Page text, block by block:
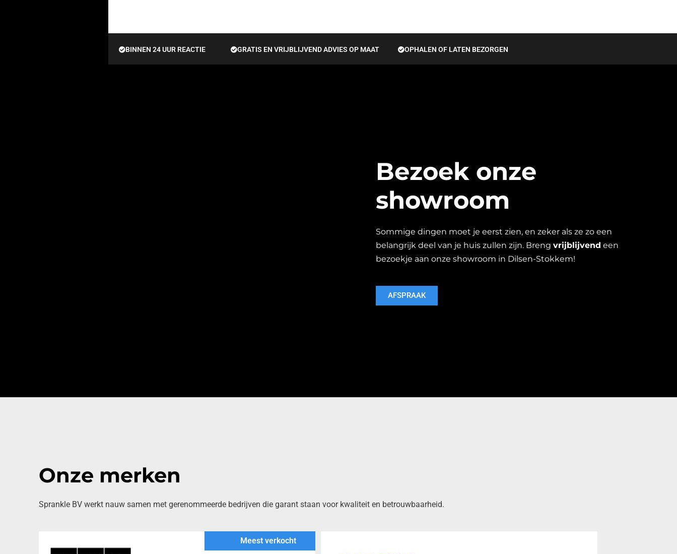
BINNEN 24 UUR REACTIE GRATIS EN VRIJBLIJVEND ADVIES OP MAAT OPHALEN OF LATEN BEZORGEN
Bezoek onze
showroom
Sommige dingen moet je eerst zien, en zeker als ze zo een
belangrijk deel van je huis zullen zijn. Breng vrijblijvend een
bezoekje aan onze showroom in Dilsen-Stokkem!
AFSPRAAK
Onze merken
Sprankle BV werkt nauw samen met gerenommeerde bedrijven die garant staan voor kwaliteit en betrouwbaarheid.
Meest verkocht